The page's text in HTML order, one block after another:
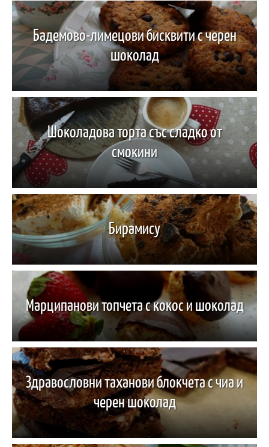
Бадемово-лимецови бисквити с черен
шоколад
Шоколадова торта със сладко от
смокини
Бирамису
Марципанови топчета с кокос и шоколад
Здравословни таханови блокчета с чиа и
черен шоколад